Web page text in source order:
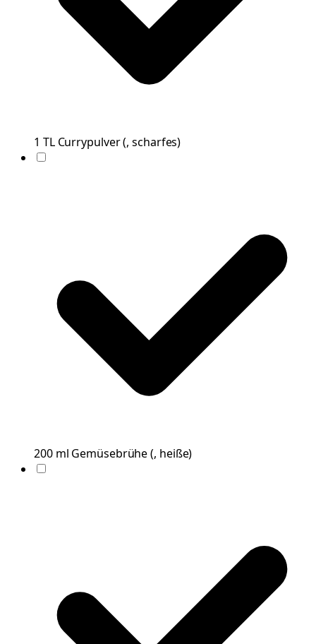
1 TL Currypulver(, scharfes)
200 ml Gemüsebrühe(, heiße)